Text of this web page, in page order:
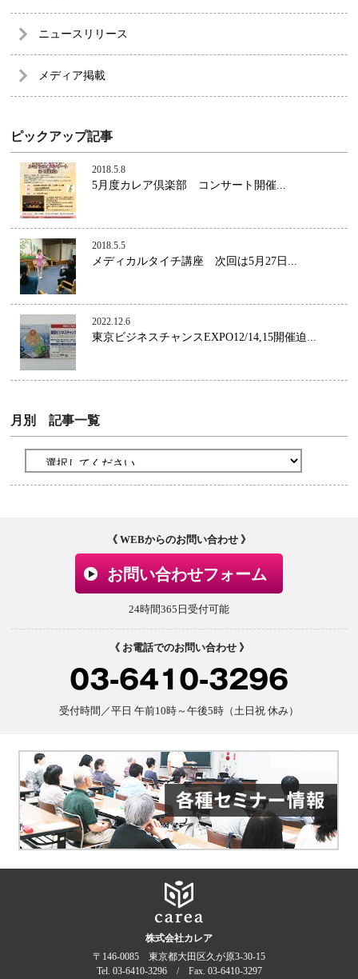
ニュースリリース
メディア掲載
ピックアップ記事
2018.5.8
5月度カレア倶楽部 コンサート開催...
2018.5.5
メディカルタイチ講座 次回は5月27日...
2022.12.6
東京ビジネスチャンスEXPO12/14,15開催迫...
月別 記事一覧
《 WEBからのお問い合わせ 》
お問い合わせフォーム
24時間365日受付可能
《 お電話でのお問い合わせ 》
03-6410-3296
受付時間／平日 午前10時～午後5時（土日祝 休み）
株式会社カレア
〒146-0085 東京都大田区久が原3-30-15
Tel. 03-6410-3296 / Fax. 03-6410-3297